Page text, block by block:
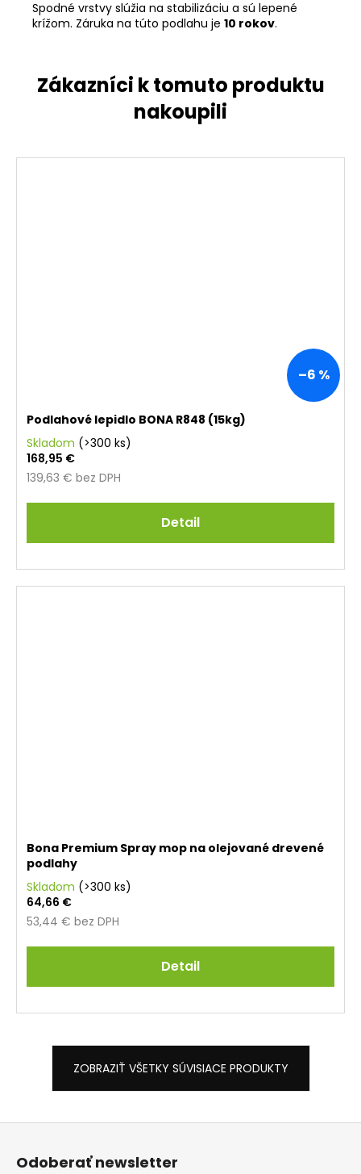
Spodné vrstvy slúžia na stabilizáciu a sú lepené
krížom. Záruka na túto podlahu je 10 rokov.
–6 %
Podlahové lepidlo BONA R848 (15kg)
Skladom (>300 ks)
139,63 € bez DPH
168,95 €
Detail
Bona Premium Spray mop na olejované drevené
podlahy
Skladom (>300 ks)
53,44 € bez DPH
64,66 €
Detail
ZOBRAZIŤ VŠETKY SÚVISIACE PRODUKTY
Odoberať newsletter